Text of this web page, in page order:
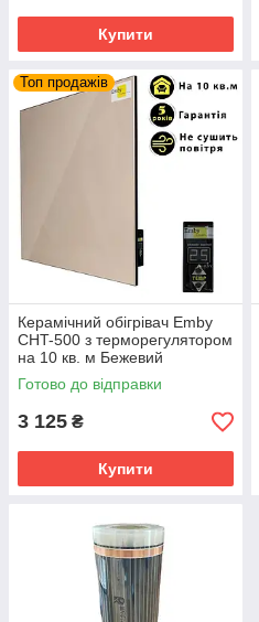
Купити
Топ продажів
Керамічний обігрівач Emby
CHT-500 з терморегулятором
на 10 кв. м Бежевий
Готово до відправки
3 125 ₴
Купити